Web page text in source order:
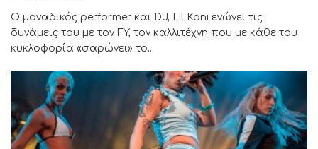
Ο μοναδικός performer και DJ, Lil Koni ενώνει τις
δυνάμεις του με τον FY, τον καλλιτέχνη που με κάθε του
κυκλοφορία «σαρώνει» το...